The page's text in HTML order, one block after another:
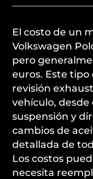
El costo de un
Volkswagen
pero
euros. Este
revisión
vehículo, desde
suspensión y
cambios de
detallada de
Los costos
necesita